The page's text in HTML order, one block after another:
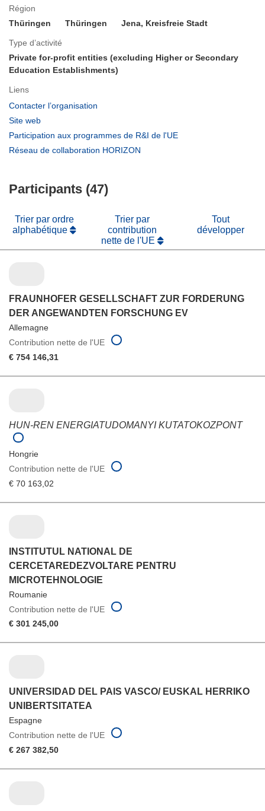
Région
Thüringen
Thüringen Jena, Kreisfreie Stadt
Type d’activité
Private for-profit entities (excluding Higher or Secondary
Education Establishments)
Liens
Contacter l’organisation
fenêtre)
Site web
dans
Participation aux programmes de R&I de l'UE
Réseau de collaboration HORIZON
Participants (47)
Trier par ordre
alphabétique
Trier par
contribution
nette de l'UE
Tout
développer
FRAUNHOFER GESELLSCHAFT ZUR FORDERUNG
DER ANGEWANDTEN FORSCHUNG EV
Allemagne
Contribution nette de l'UE
€ 754 146,31
HUN-REN ENERGIATUDOMANYI KUTATOKOZPONT
Hongrie
Contribution nette de l'UE
€ 70 163,02
INSTITUTUL NATIONAL DE
CERCETAREDEZVOLTARE PENTRU
MICROTEHNOLOGIE
Roumanie
Contribution nette de l'UE
€ 301 245,00
UNIVERSIDAD DEL PAIS VASCO/ EUSKAL HERRIKO
UNIBERTSITATEA
Espagne
Contribution nette de l'UE
€ 267 382,50